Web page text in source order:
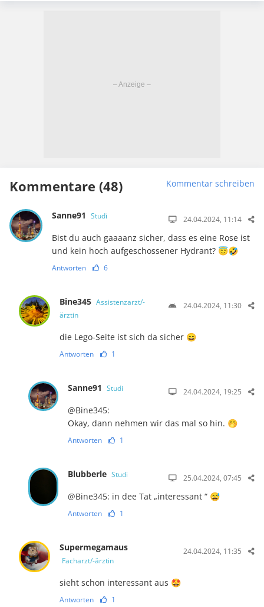
Kommentare (48) Kommentar schreiben
Sanne91 Studi 24.04.2024, 11:14
Bist du auch gaaaanz sicher, dass es eine Rose ist
und kein hoch aufgeschossener Hydrant? 😇🤣
Antworten 6
Bine345 Assistenzarzt/-
ärztin
24.04.2024, 11:30
die Lego-Seite ist sich da sicher 😄
Antworten 1
Sanne91 Studi 24.04.2024, 19:25
@Bine345:
Okay, dann nehmen wir das mal so hin. 🤭
Antworten 1
Blubberle Studi 25.04.2024, 07:45
@Bine345: in dee Tat „interessant “ 😅
Antworten 1
Supermegamaus
Facharzt/-ärztin
24.04.2024, 11:35
sieht schon interessant aus 🤩
Antworten 1